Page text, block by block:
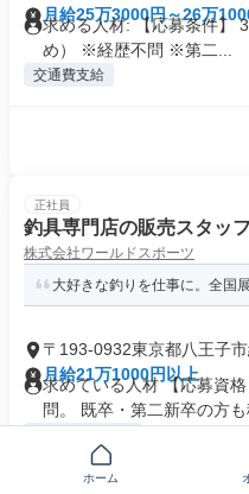
月給25万3000円～26万
求める人材: 【応募条件】
め） ※経歴不問 ※第二...
交通費支給
正社員
釣具専門店の販売スタッフ
株式会社ワールドスポーツ
大好きな釣りを仕事に。全国
〒193-0932東京都八王子
月給21万1000円以上
求めている人材 【応募資
問。 既卒・第二新卒の方も
ホーム